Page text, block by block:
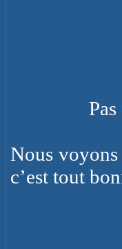
Nous
c’est tout